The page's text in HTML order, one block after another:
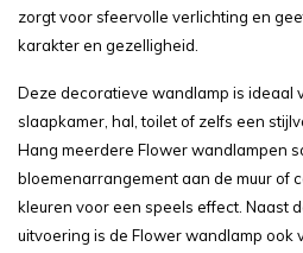
zorgt voor sfeervolle verlichting en
karakter en gezelligheid.
Deze decoratieve wandlamp is ideaal
slaapkamer, hal, toilet of zelfs een
Hang meerdere Flower wandlampen
bloemenarrangement aan de muur of
kleuren voor een speels effect. Naast
uitvoering is de Flower wandlamp ook